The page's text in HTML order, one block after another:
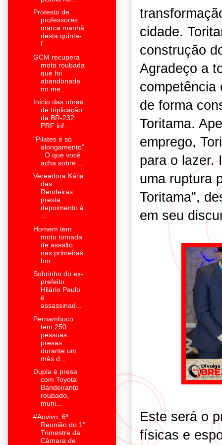
cidade.
construção
Agradeço a
competência
de forma
Toritama.
emprego,
para o lazer.
uma ruptura
Toritama",
em seu
Este será o
físicas e
Protesto de
professores
marca manhã
desta quinta-
f...
GCM recupera
moto roubada
que foi
abandonada
no me...
Início das obras
de triplicação
da BR-232:
PRF inf...
"Pilates é só
alongamento"
. O que você
acha sobre ...
Vereadora Kátia
das
Rendeiras
presta
depoimento à
...
Homem tem
moto tomada
de assalto
nas primeiras
hor...
Sobrinho do ex-
prefeito
Hilário Paulo
é
assassinad...
Pernambuco
tem 250
pessoas
presas
durante um
mês d...
Dupla é presa
com Toyota
Bandeirante
roubado,
muni...
#Aovivo, 6ª
Reunião do 1°
Trimestre da
Câmara de